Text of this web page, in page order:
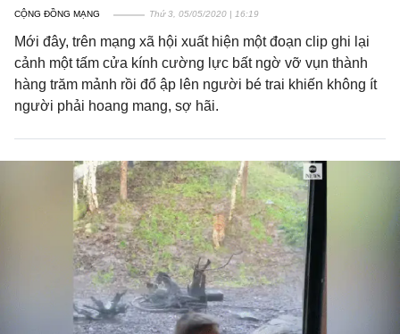
CỘNG ĐỒNG MẠNG Thứ 3, 05/05/2020 | 16:19
Mới đây, trên mạng xã hội xuất hiện một đoạn clip ghi lại
cảnh một tấm cửa kính cường lực bất ngờ vỡ vụn thành
hàng trăm mảnh rồi đổ ập lên người bé trai khiến không ít
người phải hoang mang, sợ hãi.